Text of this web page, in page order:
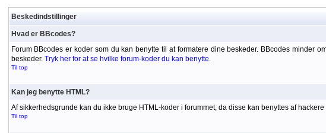
Beskedindstillinger
Hvad er BBcodes?
Forum BBcodes er koder som du kan benytte til at formatere dine beskeder. BBcodes minder
beskeder. Tryk her for at se hvilke forum-koder du kan benytte.
Til top
Kan jeg benytte HTML?
Af sikkerhedsgrunde kan du ikke bruge HTML-koder i forummet, da disse kan benyttes af
Til top